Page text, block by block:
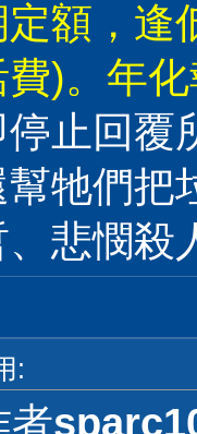
定額，逢
)。年
停止回覆
牠們把
、悲憫殺
:
者